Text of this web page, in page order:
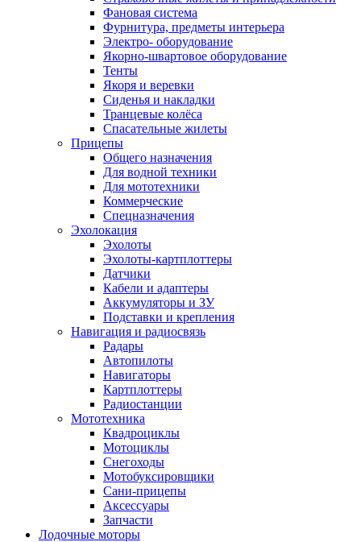
Фановая система
Фурнитура, предметы интерьера
Электро- оборудование
Якорно-швартовое оборудование
Тенты
Якоря и веревки
Сиденья и накладки
Транцевые колёса
Спасательные жилеты
Прицепы
Общего назначения
Для водной техники
Для мототехники
Коммерческие
Спецназначения
Эхолокация
Эхолоты
Эхолоты-картплоттеры
Датчики
Кабели и адаптеры
Аккумуляторы и ЗУ
Подставки и крепления
Навигация и радиосвязь
Радары
Автопилоты
Навигаторы
Картплоттеры
Радиостанции
Мототехника
Квадроциклы
Мотоциклы
Снегоходы
Мотобуксировщики
Сани-прицепы
Аксессуары
Запчасти
Лодочные моторы